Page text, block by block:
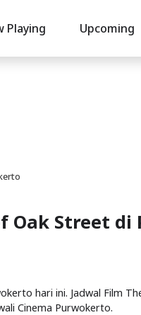
Playing Upcoming
Oak Street
hari ini. Jadwal Film
Cinema Purwokerto.